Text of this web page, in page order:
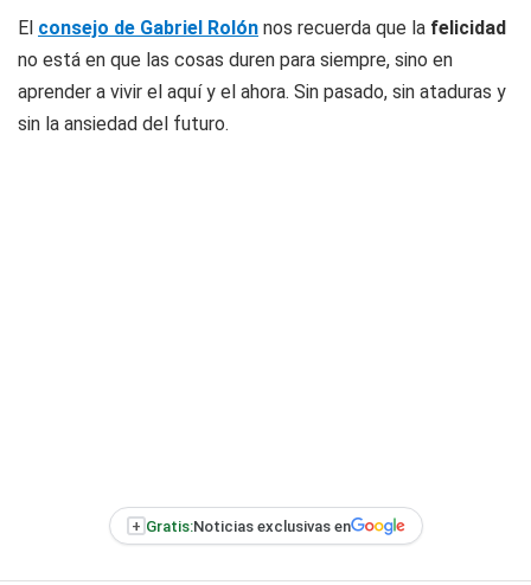
El consejo de Gabriel Rolón nos recuerda que la felicidad
no está en que las cosas duren para siempre, sino en
aprender a vivir el aquí y el ahora. Sin pasado, sin ataduras y
sin la ansiedad del futuro.
+ Gratis:Noticias exclusivas en